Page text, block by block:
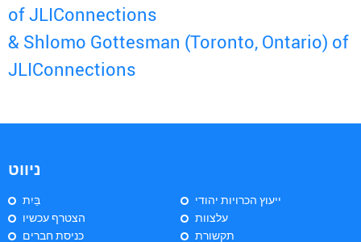
of JLIConnections
& Shlomo Gottesman (Toronto, Ontario) of
JLIConnections
ניווט
בַּיִת
הצטרף עכשיו
כניסת חברים
ייעוץ הכרויות יהודי
עלצוות
תקשורת